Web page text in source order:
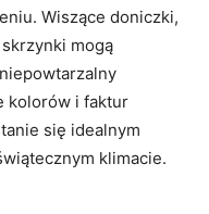
Wiszące doniczki,
mogą
kolorów i faktur
się idealnym
klimacie.